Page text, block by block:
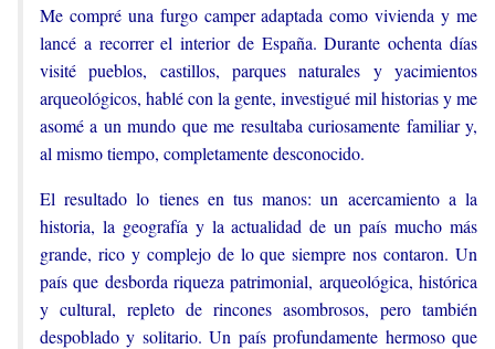
Me compré una furgo camper adaptada como vivienda y me
lancé a recorrer el interior de España. Durante ochenta días
visité pueblos, castillos, parques naturales y yacimientos
arqueológicos, hablé con la gente, investigué mil historias y me
asomé a un mundo que me resultaba curiosamente familiar y,
al mismo tiempo, completamente desconocido.
El resultado lo tienes en tus manos: un acercamiento a la
historia, la geografía y la actualidad de un país mucho más
grande, rico y complejo de lo que siempre nos contaron. Un
país que desborda riqueza patrimonial, arqueológica, histórica
y cultural, repleto de rincones asombrosos, pero también
despoblado y solitario. Un país profundamente hermoso que